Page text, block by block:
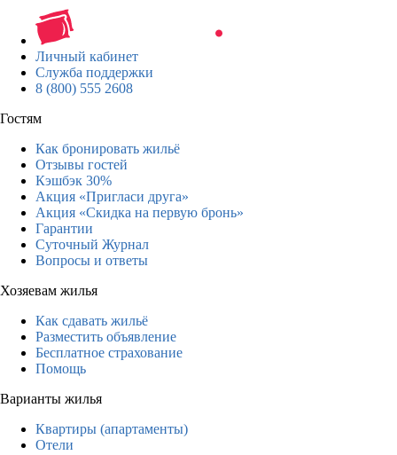
Личный кабинет
Служба поддержки
8 (800) 555 2608
Гостям
Как бронировать жильё
Отзывы гостей
Кэшбэк 30%
Акция «Пригласи друга»
Акция «Скидка на первую бронь»
Гарантии
Суточный Журнал
Вопросы и ответы
Хозяевам жилья
Как сдавать жильё
Разместить объявление
Бесплатное страхование
Помощь
Варианты жилья
Квартиры (апартаменты)
Отели